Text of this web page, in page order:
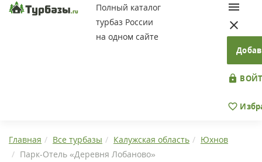
Полный каталог
турбаз России
на одном сайте
Главная Все турбазы Калужская область
Юхнов
Парк-Отель «Деревня Лобаново»